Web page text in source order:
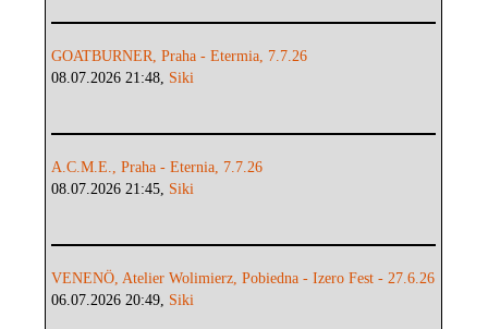
GOATBURNER, Praha - Etermia, 7.7.26
08.07.2026 21:48, Siki
A.C.M.E., Praha - Eternia, 7.7.26
08.07.2026 21:45, Siki
VENENÖ, Atelier Wolimierz, Pobiedna - Izero Fest - 27.6.26
06.07.2026 20:49, Siki